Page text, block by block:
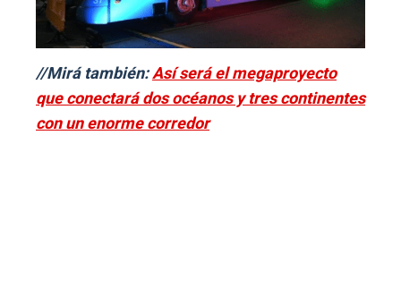
//Mirá también:Así será el megaproyecto
que conectará dos océanos y tres continentes
con un enorme corredor